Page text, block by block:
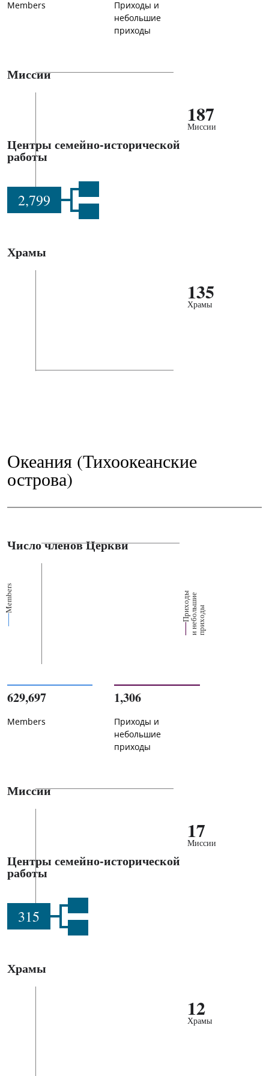
Members
Приходы и
небольшие
приходы
Миссии
187
Миссии
Центры семейно-исторической
работы
2,799
Храмы
135
Храмы
Океания (Тихоокеанские
острова)
Число членов Церкви
Members П
р
их
о
д
ы
и
н
е
б
о
ль
ш
ие
п
р
и
х
о
ды
629,697
Members
1,306
Приходы и
небольшие
приходы
Миссии
17
Миссии
Центры семейно-исторической
работы
315
Храмы
12
Храмы